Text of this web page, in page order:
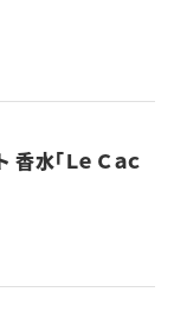
水「Ｌｅ Ｃａｃ